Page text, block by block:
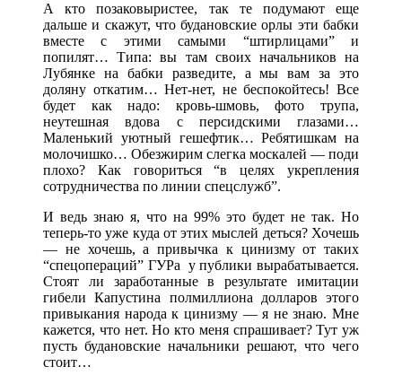
А кто позаковыристее, так те подумают еще
дальше и скажут, что будановские орлы эти бабки
вместе с этими самыми “штирлицами” и
попилят… Типа: вы там своих начальников на
Лубянке на бабки разведите, а мы вам за это
доляну откатим… Нет-нет, не беспокойтесь! Все
будет как надо: кровь-шмовь, фото трупа,
неутешная вдова с персидскими глазами…
Маленький уютный гешефтик… Ребятишкам на
молочишко… Обезжирим слегка москалей — поди
плохо? Как говориться “в целях укрепления
сотрудничества по линии спецслужб”.
И ведь знаю я, что на 99% это будет не так. Но
теперь-то уже куда от этих мыслей деться? Хочешь
— не хочешь, а привычка к цинизму от таких
“спецопераций” ГУРа у публики вырабатывается.
Стоят ли заработанные в результате имитации
гибели Капустина полмиллиона долларов этого
привыкания народа к цинизму — я не знаю. Мне
кажется, что нет. Но кто меня спрашивает? Тут уж
пусть будановские начальники решают, что чего
стоит…